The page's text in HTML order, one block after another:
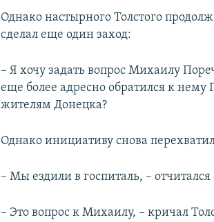
Однако настырного Толстого
сделал еще один заход:
– Я хочу задать вопрос Михаилу
еще более адресно обратился к
жителям Донецка?
Однако инициативу снова
– Мы ездили в госпиталь, –
– Это вопрос к Михаилу, – кричал